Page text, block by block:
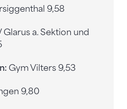
9,58
Glarus a. Sektion und
Gym Vilters 9,53
9,80